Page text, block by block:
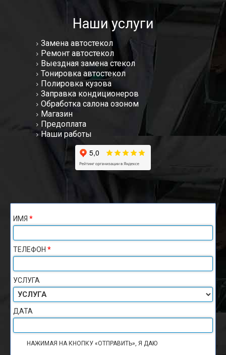
Наши услуги
Замена автостекол
Ремонт автостекол
Выездная замена стекол
Тонировка автостекол
Полировка кузова
Заправка кондиционеров
Обработка салона озоном
Магазин
Предоплата
Наши работы
ИМЯ *
ТЕЛЕФОН *
УСЛУГА
ДАТА
НАЖИМАЯ НА КНОПКУ «ОТПРАВИТЬ», Я ДАЮ